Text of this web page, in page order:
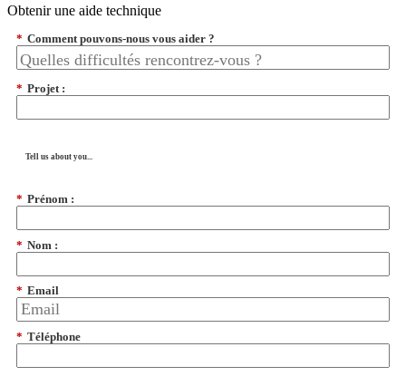
Obtenir une aide technique
* Comment pouvons-nous vous aider ?
* Projet :
Tell us about you...
* Prénom :
* Nom :
* Email
* Téléphone